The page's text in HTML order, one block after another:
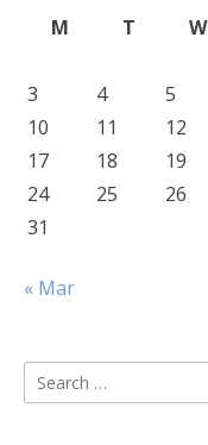
M
T W
3
4 5
10
11 12
17
18 19
24
25 26
31
« Mar
Search
for: